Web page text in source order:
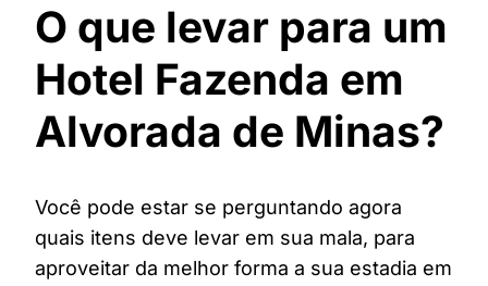
O que levar para um
Hotel Fazenda em
Alvorada de Minas?
Você pode estar se perguntando agora
quais itens deve levar em sua mala, para
aproveitar da melhor forma a sua estadia em